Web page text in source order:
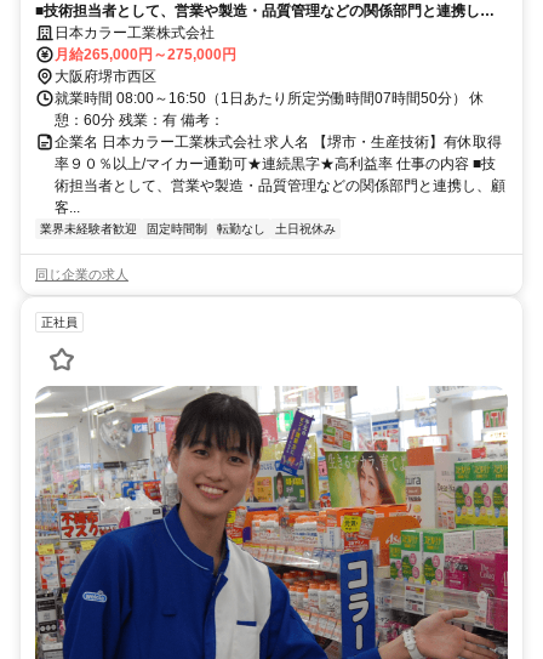
製品専門職)
■技術担当者として、営業や製造・品質管理などの関係部門と連携し、
顧客の求める仕様・規格を満たす製品の製造実現に向けた技術支援業務
をお任せします。《具体的業務》・顧客より提示される仕様書・要求事
項をも
日本カラー工業株式会社
月給265,000円～275,000円
大阪府堺市西区
就業時間 08:00～16:50（1日あたり所定労働時間07時間50分） 休
憩：60分 残業：有 備考：
企業名 日本カラー工業株式会社 求人名 【堺市・生産技術】有休取得
率９０％以上/マイカー通勤可★連続黒字★高利益率 仕事の内容 ■技
術担当者として、営業や製造・品質管理などの関係部門と連携し、顧
客...
業界未経験者歓迎 固定時間制 転勤なし 土日祝休み
同じ企業の求人
正社員